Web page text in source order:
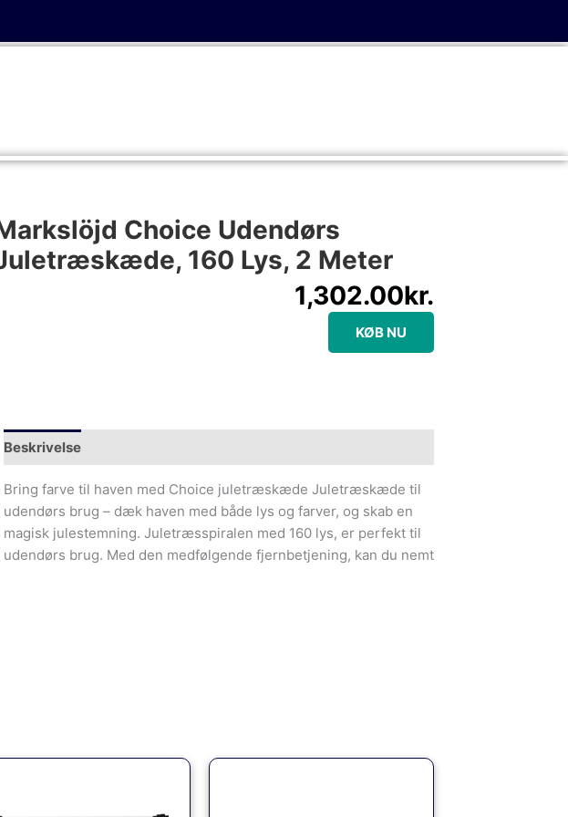
Choice Udendørs
160 Lys, 2 Meter
1,302.00kr.
KØB NU
Beskrivelse
Bring farve til haven med Choice juletræskæde Juletræskæde til
udendørs brug – dæk haven med både lys og farver, og skab en
magisk julestemning. Juletræsspiralen med 160 lys, er perfekt til
udendørs brug. Med den medfølgende fjernbetjening, kan du nemt